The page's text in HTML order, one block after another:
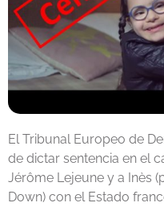
El Tribunal Europeo de
de dictar sentencia en el
Jérôme Lejeune y a Inès
Down) con el Estado